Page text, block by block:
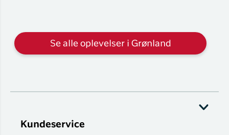
Se alle oplevelser i Grønland
Kundeservice